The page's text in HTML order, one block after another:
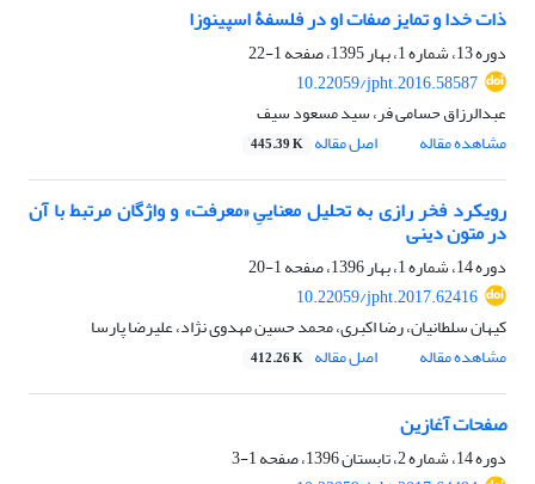
ذات خدا و تمایز صفات او در فلسفۀ اسپینوزا
دوره 13، شماره 1، بهار 1395، صفحه
1-22
10.22059/jpht.2016.58587
عبدالرزاق حسامی فر، سید مسعود سیف
مشاهده مقاله
اصل مقاله 445.39 K
رویکرد فخر رازی به تحلیل معناییِ «معرفت» و واژگان مرتبط با آن
در متون دینی
دوره 14، شماره 1، بهار 1396، صفحه
1-20
10.22059/jpht.2017.62416
کیهان سلطانیان، رضا اکبری، محمد حسین مهدوی نژاد، علیرضا پارسا
مشاهده مقاله
اصل مقاله 412.26 K
صفحات آغازین
دوره 14، شماره 2، تابستان 1396، صفحه
1-3